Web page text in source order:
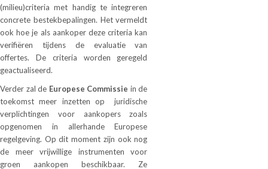
(milieu)criteria met handig te integreren
concrete bestekbepalingen. Het vermeldt
ook hoe je als aankoper deze criteria kan
verifiëren tijdens de evaluatie van
offertes. De criteria worden geregeld
geactualiseerd.
Verder zal de Europese Commissie in de
toekomst meer inzetten op juridische
verplichtingen voor aankopers zoals
opgenomen in allerhande Europese
regelgeving. Op dit moment zijn ook nog
de meer vrijwillige instrumenten voor
groen aankopen beschikbaar. Ze